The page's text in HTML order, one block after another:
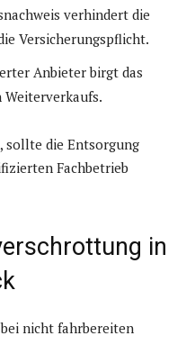
verhindert die
Versicherungspflicht.
Anbieter birgt das
Weiterverkaufs.
sollte die Entsorgung
Fachbetrieb
in
nicht fahrbereiten